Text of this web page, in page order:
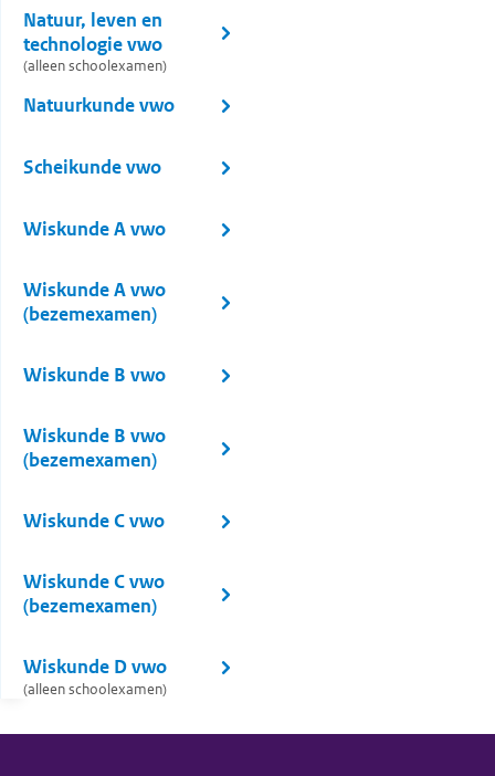
Natuur, leven en
technologie vwo
(alleen schoolexamen)
Natuurkunde vwo
Scheikunde vwo
Wiskunde A vwo
Wiskunde A vwo
(bezemexamen)
Wiskunde B vwo
Wiskunde B vwo
(bezemexamen)
Wiskunde C vwo
Wiskunde C vwo
(bezemexamen)
Wiskunde D vwo
(alleen schoolexamen)